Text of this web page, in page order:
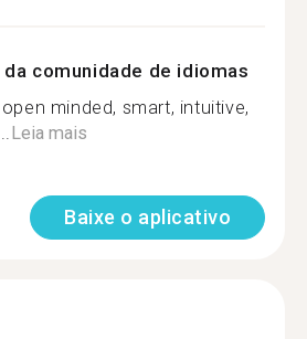
comunidade de idiomas
minded, smart, intuitive,
Leia mais
Baixe o aplicativo